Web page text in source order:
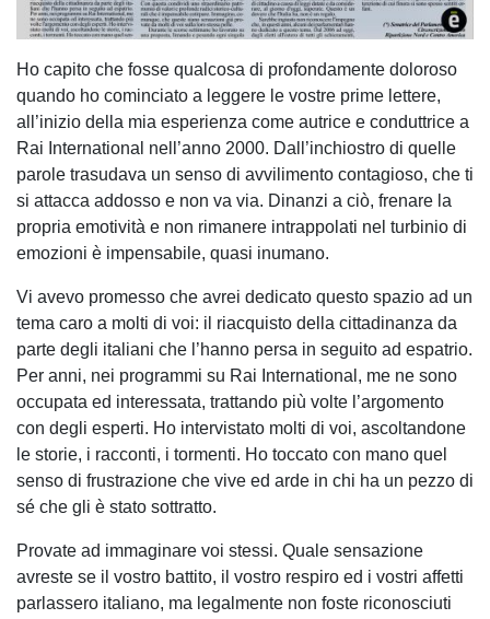
Ho capito che fosse qualcosa di profondamente doloroso
quando ho cominciato a leggere le vostre prime lettere,
all’inizio della mia esperienza come autrice e conduttrice a
Rai International nell’anno 2000. Dall’inchiostro di quelle
parole trasudava un senso di avvilimento contagioso, che ti
si attacca addosso e non va via. Dinanzi a ciò, frenare la
propria emotività e non rimanere intrappolati nel turbinio di
emozioni è impensabile, quasi inumano.
Vi avevo promesso che avrei dedicato questo spazio ad un
tema caro a molti di voi: il riacquisto della cittadinanza da
parte degli italiani che l’hanno persa in seguito ad espatrio.
Per anni, nei programmi su Rai International, me ne sono
occupata ed interessata, trattando più volte l’argomento
con degli esperti. Ho intervistato molti di voi, ascoltandone
le storie, i racconti, i tormenti. Ho toccato con mano quel
senso di frustrazione che vive ed arde in chi ha un pezzo di
sé che gli è stato sottratto.
Provate ad immaginare voi stessi. Quale sensazione
avreste se il vostro battito, il vostro respiro ed i vostri affetti
parlassero italiano, ma legalmente non foste riconosciuti